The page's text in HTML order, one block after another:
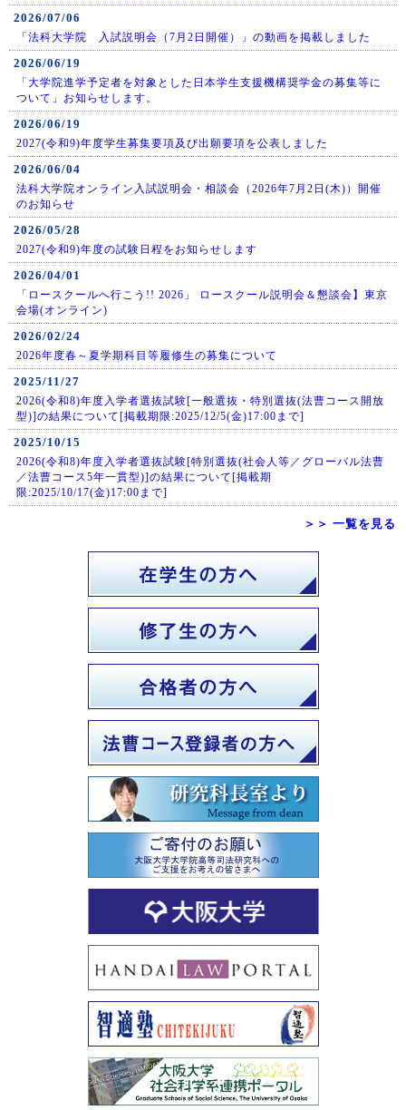
2026/07/06
「法科大学院 入試説明会（7月2日開催）」の動画を掲載しました
2026/06/19
「大学院進学予定者を対象とした日本学生支援機構奨学金の募集等に
ついて」お知らせします。
2026/06/19
2027(令和9)年度学生募集要項及び出願要項を公表しました
2026/06/04
法科大学院オンライン入試説明会・相談会（2026年7月2日(木)）開催
のお知らせ
2026/05/28
2027(令和9)年度の試験日程をお知らせします
2026/04/01
「ロースクールへ行こう!! 2026」 ロースクール説明会＆懇談会】東京
会場(オンライン)
2026/02/24
2026年度春～夏学期科目等履修生の募集について
2025/11/27
2026(令和8)年度入学者選抜試験[一般選抜・特別選抜(法曹コース開放
型)]の結果について[掲載期限:2025/12/5(金)17:00まで]
2025/10/15
2026(令和8)年度入学者選抜試験[特別選抜(社会人等／グローバル法曹
／法曹コース5年一貫型)]の結果について[掲載期
限:2025/10/17(金)17:00まで]
＞＞ 一覧を見る